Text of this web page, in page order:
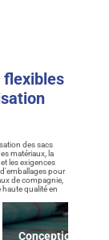
flexibles
des sacs
matériaux, la
les exigences
pour
de compagnie,
qualité en
Conception